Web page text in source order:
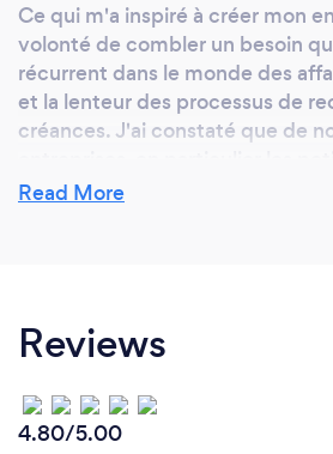
Ce qui m'a inspiré à créer mon
volonté de combler un besoin
récurrent dans le monde des
et la lenteur des processus de
créances. J'ai constaté que de
étaient pénalisées par des flux
traditionnelles. Mon ambition
entreprises le contrôle sur leur
modernisant et en simplifiant le
recouvrement.
Read More
Reviews
4.80/5.00